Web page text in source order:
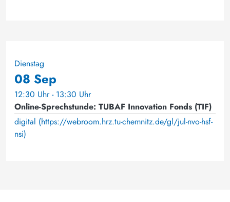
Dienstag
08 Sep
12:30 Uhr - 13:30 Uhr
Online-Sprechstunde: TUBAF Innovation Fonds (TIF)
digital (https://webroom.hrz.tu-chemnitz.de/gl/jul-nvo-hsf-
nsi)